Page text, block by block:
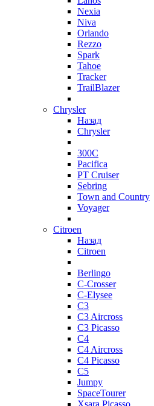
Nexia
Niva
Orlando
Rezzo
Spark
Tahoe
Tracker
TrailBlazer
Chrysler
Назад
Chrysler
300C
Pacifica
PT Cruiser
Sebring
Town and Country
Voyager
Citroen
Назад
Citroen
Berlingo
C-Crosser
C-Elysee
C3
C3 Aircross
C3 Picasso
C4
C4 Aircross
C4 Picasso
C5
Jumpy
SpaceTourer
Xsara Picasso